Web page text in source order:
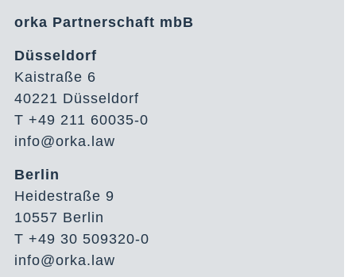
orka Partnerschaft mbB
Düsseldorf
Kaistraße 6
40221 Düsseldorf
T +49 211 60035-0
info@orka.law
Berlin
Heidestraße 9
10557 Berlin
T +49 30 509320-0
info@orka.law